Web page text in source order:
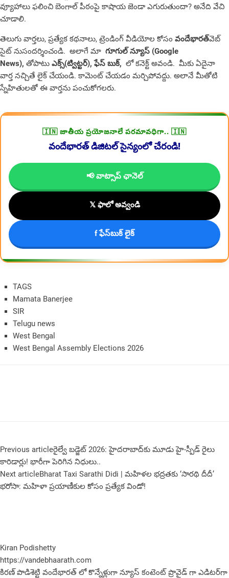
వ్యూహాలు ఫలించి బెంగాల్ పీఠంపై కాషాయ జెండా ఎగురుతుందా? అనేది వేచి
చూడాలి.
తెలుగు వార్తలు, ప్రత్యేక కథనాలు, ట్రెండింగ్ వీడియోల కోసం వందేభారత్వెబ్
సైట్ నుసందర్శించండి. అలాగే మా గూగుల్ న్యూస్ (Google
News), తోపాటు ఎక్స్(ట్విట్టర్),ఫేస్ బుక్, లో కనెక్ట్ అవండి. మీకు ఏదైనా
వార్త నచ్చితే లైక్ చేయండి. కామెంట్ చేయడం మర్చిపోవద్దు. అలానే మీతోటి
స్నేహితులతో ఈ వార్తను పంచుకోగలరు.
🇮🇳 జాతీయ ప్రయోజనాలే పరమావధిగా.. 🇮🇳
వందేభారత్ డిజిటల్ సైన్యంలో చేరండి!
📢 వాట్సాప్ ఛానెల్
𝕏 ఫాలో అవ్వండి
f ఫేస్‌బుక్ లైక్
TAGS
Mamata Banerjee
SIR
Telugu news
West Bengal
West Bengal Assembly Elections 2026
Previous articleరైల్వే బడ్జెట్ 2026: హైదరాబాద్‌కు మూడు హై-స్పీడ్ రైలు
కారిడార్లు! భారీగా పెరిగిన నిధులు..
Next articleBharat Taxi Sarathi Didi | మహిళల భద్రతకు ‘సారథి దీదీ’
భరోసా: మహిళా ప్రయాణీకుల కోసం ప్రత్యేక విండో!
Kiran Podishetty
https://vandebhaarath.com
కిర‌ణ్ పొడిశెట్టి వందేభారత్ లో కొన్నేళ్లుగా న్యూస్ కంటెంట్ ప్రొవైడ్ గా ఎడిటర్‌గా